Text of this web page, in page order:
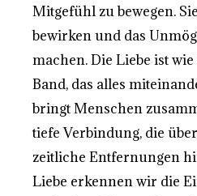
Mitgefühl zu bewegen.
bewirken und das
machen. Die Liebe ist
Band, das alles
bringt Menschen
tiefe Verbindung, die
zeitliche Entfernungen
Liebe erkennen wir die